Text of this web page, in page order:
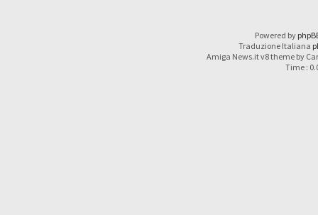
Powered by
Traduzione Italiana
Amiga News.it v8 theme by
Time :